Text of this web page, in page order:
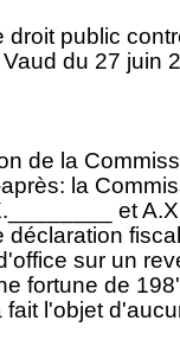
droit public
du 27 juin
de la
la
et
déclaration
sur un
fortune de
fait l'objet